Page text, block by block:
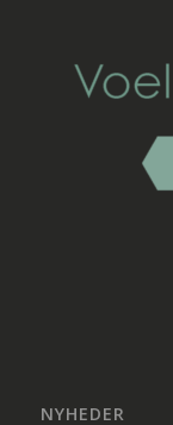
NYHEDER